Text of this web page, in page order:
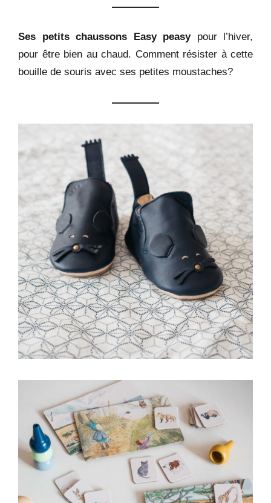
Ses petits chaussons Easy peasy pour l’hiver,
pour être bien au chaud. Comment résister à cette
bouille de souris avec ses petites moustaches?